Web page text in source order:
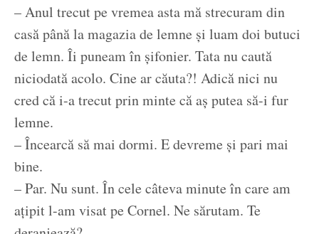
– Anul trecut pe vremea asta mă strecuram din
casă până la magazia de lemne și luam doi butuci
de lemn. Îi puneam în șifonier. Tata nu caută
niciodată acolo. Cine ar căuta?! Adică nici nu
cred că i-a trecut prin minte că aș putea să-i fur
lemne.
– Încearcă să mai dormi. E devreme și pari mai
bine.
– Par. Nu sunt. În cele câteva minute în care am
ațipit l-am visat pe Cornel. Ne sărutam. Te